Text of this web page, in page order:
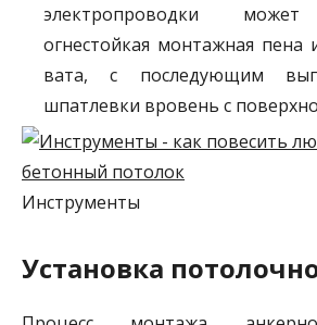
электропроводки может
огнестойкая монтажная пена
вата, с последующим
шпатлевки вровень с
Инструменты
Установка